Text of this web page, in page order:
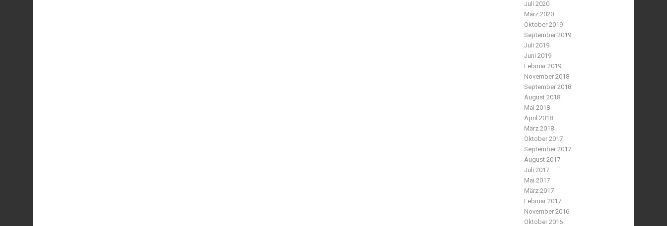
Juli 2020
März 2020
Oktober 2019
September 2019
Juli 2019
Juni 2019
Februar 2019
November 2018
September 2018
August 2018
Mai 2018
April 2018
März 2018
Oktober 2017
September 2017
August 2017
Juli 2017
Mai 2017
März 2017
Februar 2017
November 2016
Oktober 2016